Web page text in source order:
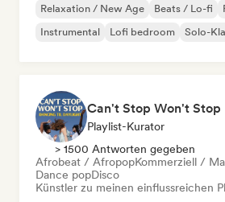
Relaxation / New Age Beats / Lo-fi
Instrumental
Lofi bedroom Solo-
Playlist-Kurator
> 1500 Antworten gegeben
Afrobeat / AfropopKommerziell /
Dance popDisco
Künstler zu meinen einflussreichen